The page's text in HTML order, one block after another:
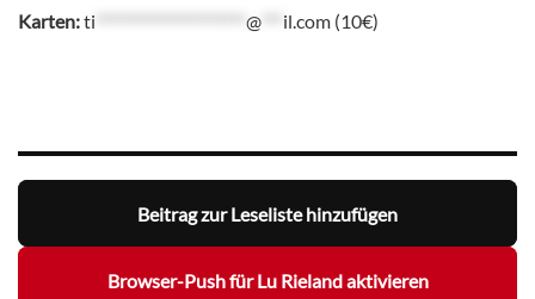
Karten:ti @ il.com (10€)
Beitrag zur Leseliste hinzufügen
Browser-Push für Lu Rieland aktivieren